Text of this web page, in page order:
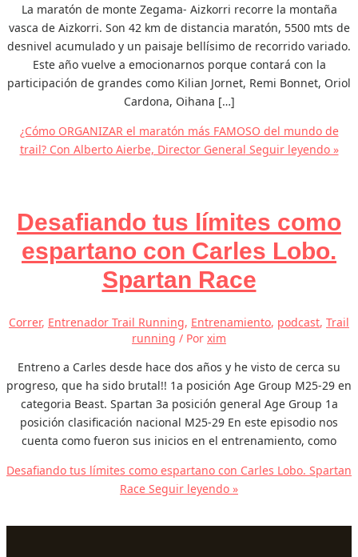
La maratón de monte Zegama- Aizkorri recorre la montaña
vasca de Aizkorri. Son 42 km de distancia maratón, 5500 mts de
desnivel acumulado y un paisaje bellísimo de recorrido variado.
Este año vuelve a emocionarnos porque contará con la
participación de grandes como Kilian Jornet, Remi Bonnet, Oriol
Cardona, Oihana […]
¿Cómo ORGANIZAR el maratón más FAMOSO del mundo de
trail? Con Alberto Aierbe, Director General Seguir leyendo »
Desafiando tus límites como
espartano con Carles Lobo.
Spartan Race
Correr, Entrenador Trail Running, Entrenamiento, podcast, Trail
running / Por xim
Entreno a Carles desde hace dos años y he visto de cerca su
progreso, que ha sido brutal!! 1a posición Age Group M25-29 en
categoria Beast. Spartan 3a posición general Age Group 1a
posición clasificación nacional M25-29 En este episodio nos
cuenta como fueron sus inicios en el entrenamiento, como
Desafiando tus límites como espartano con Carles Lobo. Spartan
Race Seguir leyendo »